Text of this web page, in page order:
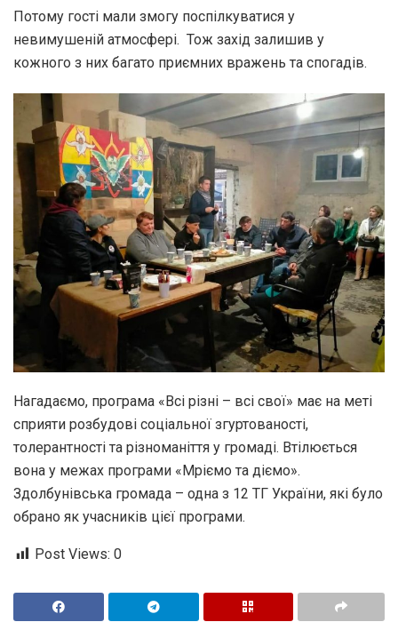
Потому гості мали змогу поспілкуватися у
невимушеній атмосфері. Тож захід залишив у
кожного з них багато приємних вражень та спогадів.
Нагадаємо, програма «Всі різні – всі свої» має на меті
сприяти розбудові соціальної згуртованості,
толерантності та різноманіття у громаді. Втілюється
вона у межах програми «Мріємо та діємо».
Здолбунівська громада – одна з 12 ТГ України, які було
обрано як учасників цієї програми.
Post Views: 0